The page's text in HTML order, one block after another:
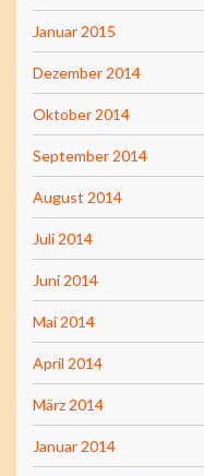
Januar 2015
Dezember 2014
Oktober 2014
September 2014
August 2014
Juli 2014
Juni 2014
Mai 2014
April 2014
März 2014
Januar 2014